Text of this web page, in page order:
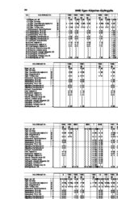
LÁTNIVALÓK
KAPCSOLAT
ÖNKORMÁNYZAT
KÉPVISELŐ-
VÁLASZTÁSI